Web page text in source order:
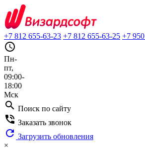
+7 812 655-63-23 +7 812 655-63-25 +7
query_builder
Пн-
пт,
09:00-
18:00
Мск
search Поиск по сайту
phone_in_talk Заказать звонок
refresh Загрузить обновления
×